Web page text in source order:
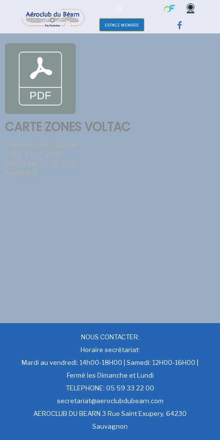
ESPACE MEMBRE
CARTE ZONES VOLTAC
Taille du fichier: 1.42 Mo
Créé: 29-01-2022
Mis à jour: 29-01-2022
Succès: 4
NOUS CONTACTER:
Horaire secrétariat:
Mardi au vendredi: 14h00-18H00 | Samedi: 12H00-16H00 |
Fermé les Dimanche et Lundi
TELEPHONE: 05 59 33 22 00
secretariat@aeroclubdubearn.com
AEROCLUB DU BEARN 3 Rue Saint Exupery, 64230
Sauvagnon